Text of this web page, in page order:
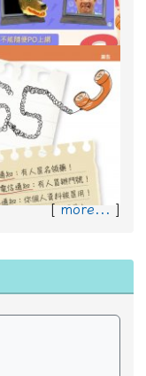
[more... ]